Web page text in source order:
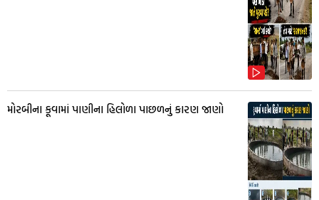
મોરબીના કૂવામાં પાણીના હિલોળા પાછળનું કારણ જાણો